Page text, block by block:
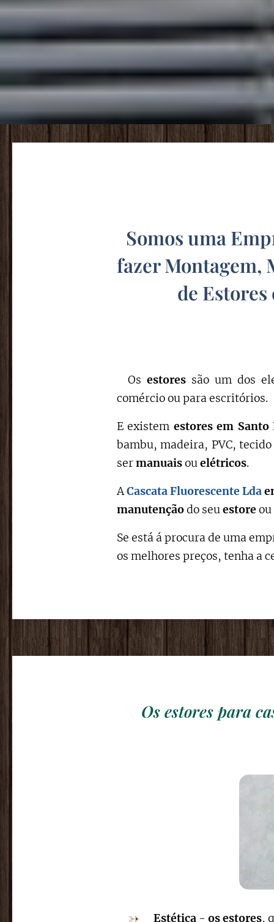
Somos uma
fazer Montagem,
de
Os estoressão um dos
comércio ou para escritórios.
E existem estores em
bambu, madeira, PVC,
sermanuaisouelétricos.
ACascata Fluorescente Lda
manutençãodo seuestore ou
Se está á procura de uma
os melhores preços, tenha a
Os estores para
Estética- os estores,